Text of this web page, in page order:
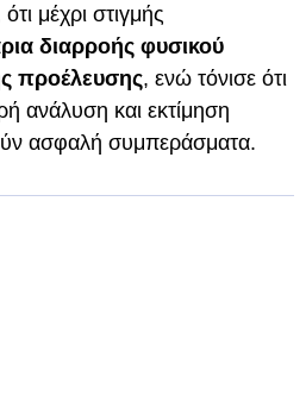
μέχρι στιγμής
διαρροής φυσικού
προέλευσης, ενώ τόνισε ότι
ανάλυση και εκτίμηση
ασφαλή συμπεράσματα.